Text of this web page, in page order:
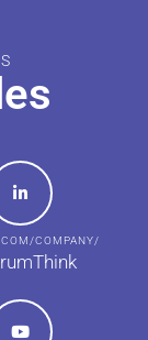
COMPANY/